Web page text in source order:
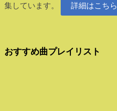
集しています。
詳細はこちら
おすすめ曲プレイリスト